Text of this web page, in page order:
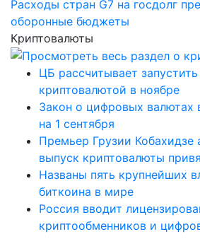
Расходы стран G7 на госдолг
оборонные бюджеты
Криптовалюты
ЦБ рассчитывает
криптовалютой в ноябре
Закон о цифровых валютах
на 1 сентября
Премьер Грузии Кобахидзе
выпуск криптовалюты
Названы пять крупнейших
биткоина в мире
Россия вводит
криптообменников и